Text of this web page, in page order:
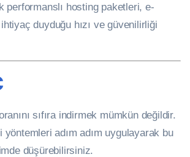
performanslı hosting paketleri, e-
duyduğu hızı ve güvenilirliği
sıfıra indirmek mümkün değildir.
yöntemleri adım adım uygulayarak bu
düşürebilirsiniz.